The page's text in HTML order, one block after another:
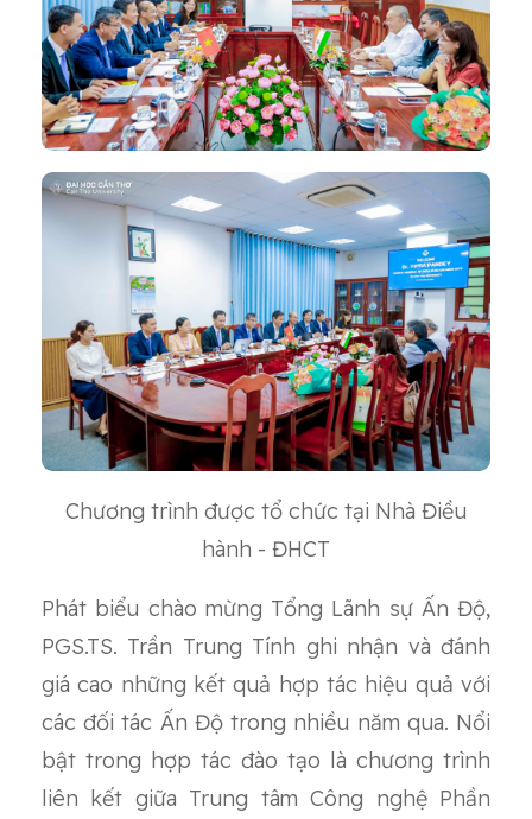
Chương trình được tổ chức tại Nhà Điều
hành - ĐHCT
Phát biểu chào mừng Tổng Lãnh sự Ấn Độ,
PGS.TS. Trần Trung Tính ghi nhận và đánh
giá cao những kết quả hợp tác hiệu quả với
các đối tác Ấn Độ trong nhiều năm qua. Nổi
bật trong hợp tác đào tạo là chương trình
liên kết giữa Trung tâm Công nghệ Phần